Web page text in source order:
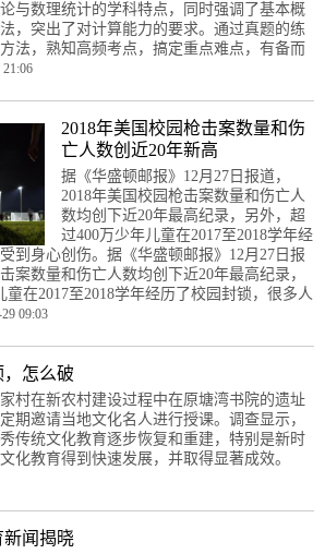
与数理统计的学科特点，同时强调了基本概
，突出了对计算能力的要求。通过真题的练
法，熟知高频考点，搞定重点难点，有备而
21:06
2018年美国校园枪击案数量和伤
亡人数创近20年新高
据《华盛顿邮报》12月27日报道，
2018年美国校园枪击案数量和伤亡人
数均创下近20年最高纪录，另外，超
过400万少年儿童在2017至2018学年经
到身心创伤。据《华盛顿邮报》12月27日报
案数量和伤亡人数均创下近20年最高纪录，
童在2017至2018学年经历了校园封锁，很多人
09:03
怎么破
村在新农村建设过程中在原塘湾书院的遗址
期邀请当地文化名人进行授课。调查显示，
传统文化教育逐步恢复和重建，特别是新时
化教育得到快速发展，并取得显著成效。
新闻揭晓